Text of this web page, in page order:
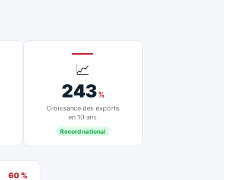
📈
243%
Croissance des exports
en 10 ans
Record national
60 %